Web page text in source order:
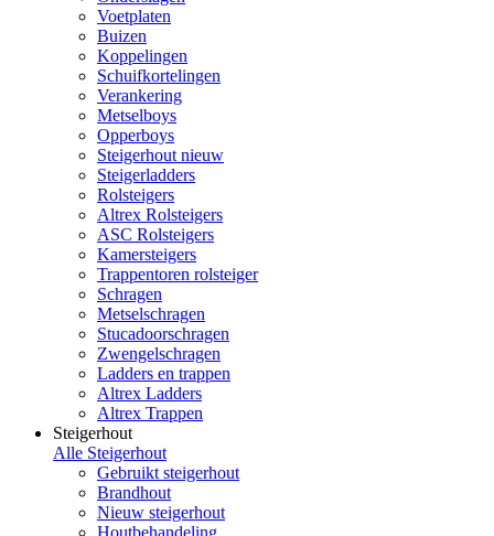
Voetplaten
Buizen
Koppelingen
Schuifkortelingen
Verankering
Metselboys
Opperboys
Steigerhout nieuw
Steigerladders
Rolsteigers
Altrex Rolsteigers
ASC Rolsteigers
Kamersteigers
Trappentoren rolsteiger
Schragen
Metselschragen
Stucadoorschragen
Zwengelschragen
Ladders en trappen
Altrex Ladders
Altrex Trappen
Steigerhout
Alle Steigerhout
Gebruikt steigerhout
Brandhout
Nieuw steigerhout
Houtbehandeling